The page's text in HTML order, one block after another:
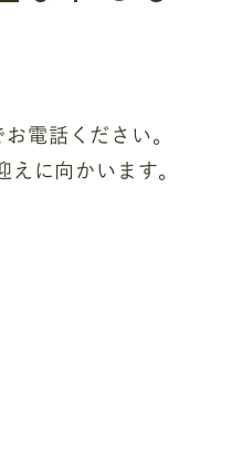
電話ください。
に向かいます。